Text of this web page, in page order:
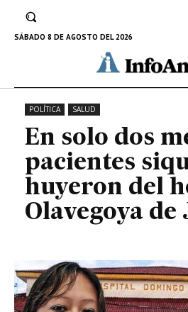
SÁBADO 8 DE AGOSTO DEL 2026
siquiátricos
Olavegoya
7 DE MARZO DE 2023
POLÍTICA SALUD
En solo dos
pacientes
huyeron del
Olavegoya de